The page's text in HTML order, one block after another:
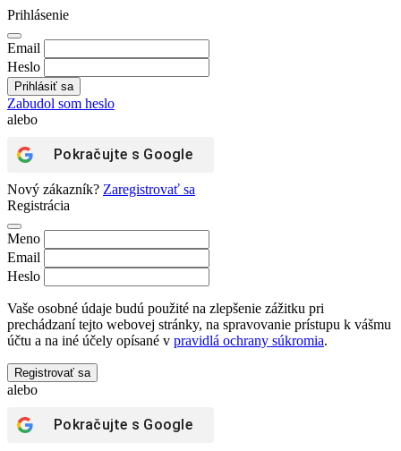
Prihlásenie
Email
Heslo
Zabudol som heslo
alebo
Pokračujte s Google
Nový zákazník? Zaregistrovať sa
Registrácia
Meno
Email
Heslo
Vaše osobné údaje budú použité na zlepšenie zážitku pri
prechádzaní tejto webovej stránky, na spravovanie prístupu k vášmu
účtu a na iné účely opísané v pravidlá ochrany súkromia.
Registrovať sa
alebo
Pokračujte s Google